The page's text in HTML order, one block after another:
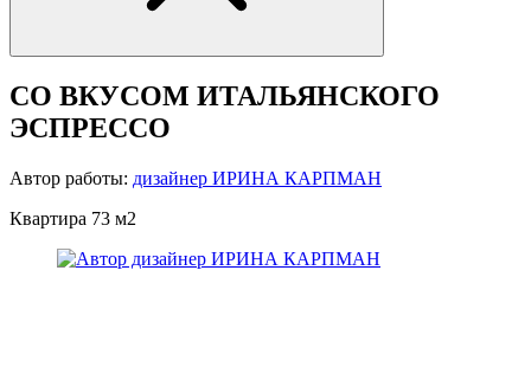
СО ВКУСОМ ИТАЛЬЯНСКОГО
ЭСПРЕССО
Автор работы: дизайнер ИРИНА КАРПМАН
Квартира 73 м2